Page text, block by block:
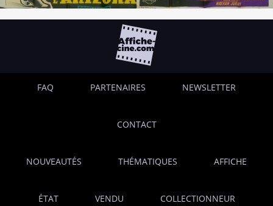
FAQ PARTENAIRES NEWSLETTER
CONTACT
NOUVEAUTÉS THÉMATIQUES AFFICHE
ÉTAT VENDU COLLECTIONNEUR